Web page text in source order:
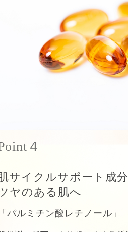
４
サイクルサポート成分
ヤのある肌へ
パルミチン酸レチノール」